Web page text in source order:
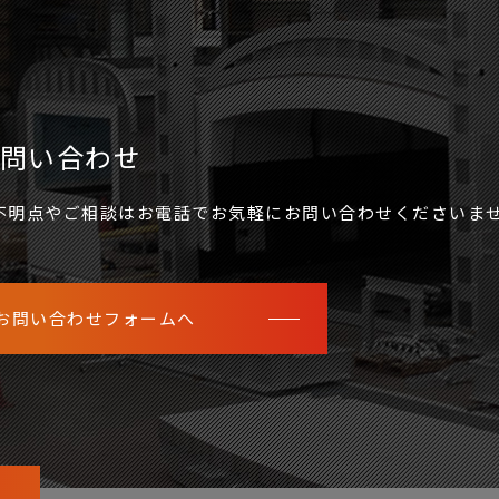
い合わせ
明点やご相談はお電話でお気軽にお問い合わせくださいま
問い合わせフォームへ